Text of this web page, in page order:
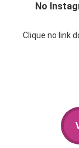
No
Clique no link